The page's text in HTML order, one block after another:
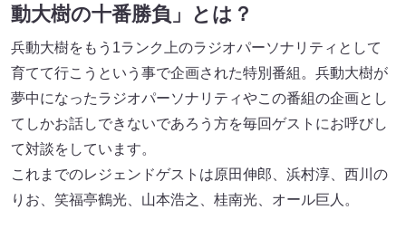
動大樹の十番勝負」とは？
兵動大樹をもう1ランク上のラジオパーソナリティとして
育てて行こうという事で企画された特別番組。兵動大樹が
夢中になったラジオパーソナリティやこの番組の企画とし
てしかお話しできないであろう方を毎回ゲストにお呼びし
て対談をしています。
これまでのレジェンドゲストは原田伸郎、浜村淳、西川の
りお、笑福亭鶴光、山本浩之、桂南光、オール巨人。